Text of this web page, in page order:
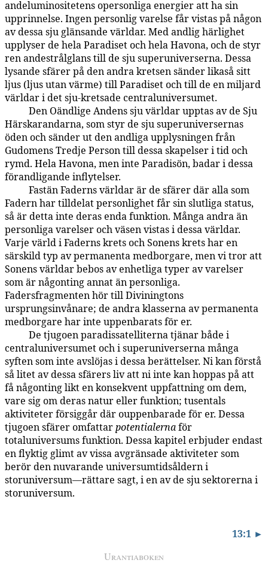
andeluminositetens opersonliga energier att ha sin
upprinnelse. Ingen personlig varelse får vistas på någon
av dessa sju glänsande världar. Med andlig härlighet
upplyser de hela Paradiset och hela Havona, och de styr
ren andestrålglans till de sju superuniverserna. Dessa
lysande sfärer på den andra kretsen sänder likaså sitt
ljus (ljus utan värme) till Paradiset och till de en miljard
världar i det sju-kretsade centraluniversumet.
Den Oändlige Andens sju världar upptas av de Sju
Härskarandarna, som styr de sju superuniversernas
öden och sänder ut den andliga upplysningen från
Gudomens Tredje Person till dessa skapelser i tid och
rymd. Hela Havona, men inte Paradisön, badar i dessa
förandligande inflytelser.
Fastän Faderns världar är de sfärer där alla som
Fadern har tilldelat personlighet får sin slutliga status,
så är detta inte deras enda funktion. Många andra än
personliga varelser och väsen vistas i dessa världar.
Varje värld i Faderns krets och Sonens krets har en
särskild typ av permanenta medborgare, men vi tror att
Sonens världar bebos av enhetliga typer av varelser
som är någonting annat än personliga.
Fadersfragmenten hör till Diviningtons
ursprungsinvånare; de andra klasserna av permanenta
medborgare har inte uppenbarats för er.
De tjugoen paradissatelliterna tjänar både i
centraluniversumet och i superuniverserna många
syften som inte avslöjas i dessa berättelser. Ni kan förstå
så litet av dessa sfärers liv att ni inte kan hoppas på att
få någonting likt en konsekvent uppfattning om dem,
vare sig om deras natur eller funktion; tusentals
aktiviteter försiggår där ouppenbarade för er. Dessa
tjugoen sfärer omfattarpotentialernaför
totaluniversums funktion. Dessa kapitel erbjuder endast
en flyktig glimt av vissa avgränsade aktiviteter som
berör den nuvarande universumtidsåldern i
storuniversum—rättare sagt, i en av de sju sektorerna i
storuniversum.
13:1 ►
Urantiaboken